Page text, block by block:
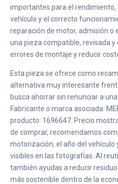
importantes para el rendimiento,
vehículo y el correcto
reparación de motor, admisión
una pieza compatible, revisada
errores de montaje y reducir
Esta pieza se ofrece como
alternativa muy interesante
busca ahorrar sin renunciar a
Fabricante o marca asociada:
producto: 1696647. Precio
de comprar, recomendamos
motorización, el año del vehículo
visibles en las fotografías. Al
también ayudas a reducir
más sostenible dentro de la